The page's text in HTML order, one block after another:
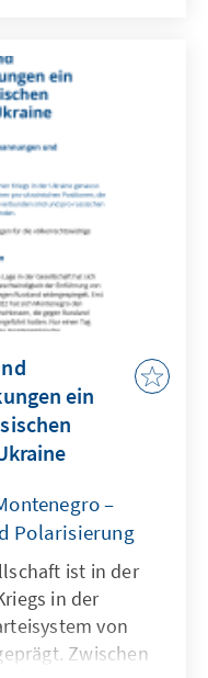
ein
–
Polarisierung
ist in der
in der
von
Zwischen